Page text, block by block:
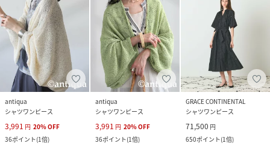
antiqua
シャツワンピース
3,991 円 20%OFF
36ポイント(1倍)
antiqua
シャツワンピース
3,991 円 20%OFF
36ポイント(1倍)
GRACE CONTINENTAL
シャツワンピース
71,500 円
650ポイント(1倍)